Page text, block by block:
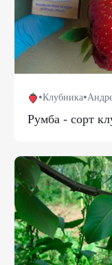
•Клубника•
Румба - сорт